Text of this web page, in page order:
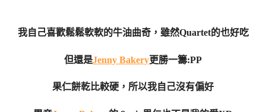
我自己喜歡鬆鬆軟軟的牛油曲奇，雖然Quartet的也好吃
但還是Jenny Bakery更勝一籌:PP
果仁餅乾比較硬，所以我自己沒有偏好